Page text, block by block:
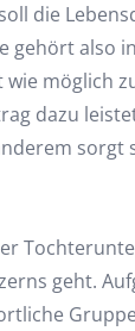
die
gehört also
möglich
dazu
sorgt
geht.